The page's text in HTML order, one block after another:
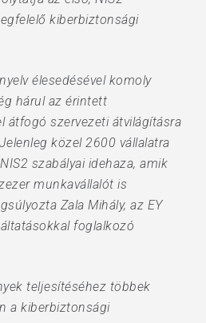
kiberbiztonsági
élesedésével komoly
hárul az érintett
átfogó szervezeti átvilágításra
közel 2600 vállalatra
szabályai idehaza, amik
munkavállalót is
Zala Mihály, az EY
foglalkozó
teljesítéséhez többek
a kiberbiztonsági